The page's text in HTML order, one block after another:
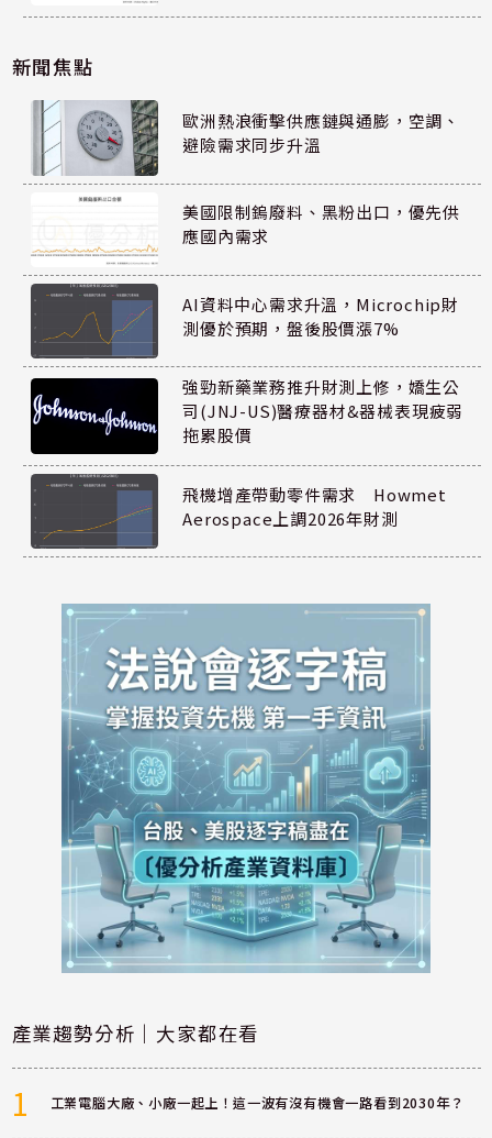
新聞焦點
歐洲熱浪衝擊供應鏈與通膨，空調、
避險需求同步升溫
美國限制鎢廢料、黑粉出口，優先供
應國內需求
AI資料中心需求升溫，Microchip財
測優於預期，盤後股價漲7%
強勁新藥業務推升財測上修，嬌生公
司(JNJ-US)醫療器材&器械表現疲弱
拖累股價
飛機增產帶動零件需求 Howmet
Aerospace上調2026年財測
產業趨勢分析｜大家都在看
1 工業電腦大廠、小廠一起上！這一波有沒有機會一路看到2030年？